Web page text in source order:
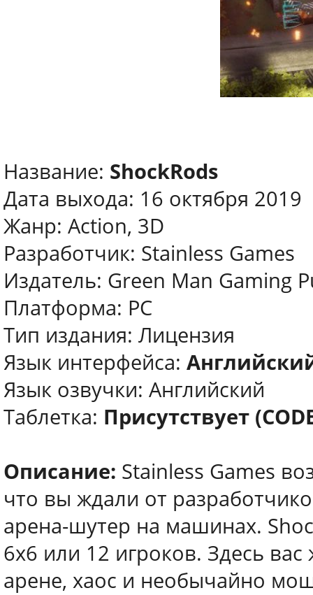
Название: ShockRods
Дата выхода: 16 октября 2019
Жанр: Action, 3D
Разработчик: Stainless Games
Издатель: Green Man Gaming
Платформа: PC
Тип издания: Лицензия
Язык интерфейса:
Язык озвучки: Английский
Таблетка: Присутствует
Описание: Stainless Games
что вы ждали от
арена-шутер на машинах.
6х6 или 12 игроков. Здесь
арене, хаос и необычайно